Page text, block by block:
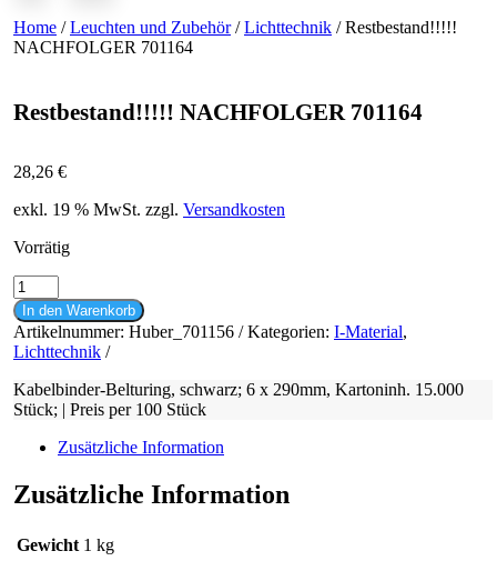
Home /Leuchten und Zubehör/Lichttechnik / Restbestand!!!!!
NACHFOLGER 701164
Restbestand!!!!! NACHFOLGER 701164
28,26 €
exkl. 19 % MwSt. zzgl. Versandkosten
Vorrätig
Restbestand!!!!!
NACHFOLGER
701164
Menge
In den Warenkorb
Artikelnummer: Huber_701156 Kategorien: I-Material,
Lichttechnik
Kabelbinder-Belturing, schwarz; 6 x 290mm, Kartoninh. 15.000
Stück; | Preis per 100 Stück
Zusätzliche Information
Zusätzliche Information
Gewicht 1 kg